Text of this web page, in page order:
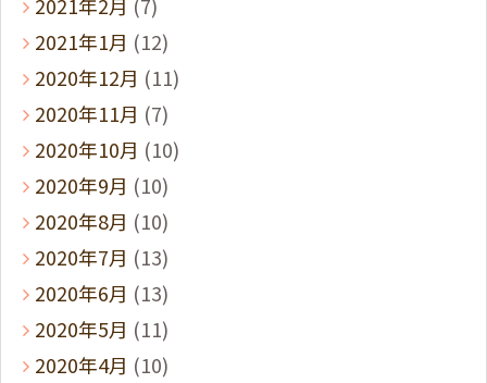
2021年1月 (12)
2020年12月 (11)
2020年11月 (7)
2020年10月 (10)
2020年9月 (10)
2020年8月 (10)
2020年7月 (13)
2020年6月 (13)
2020年5月 (11)
2020年4月 (10)